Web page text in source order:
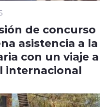
de concurso
asistencia a la
con un viaje a
internacional